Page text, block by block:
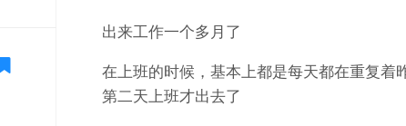
出来工作一个多月了
在上班的时候，基本上都是每天都在重复着
第二天上班才出去了